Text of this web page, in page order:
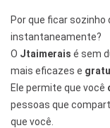
Por que ficar
instantaneamente?
O Jtaimerais é sem
mais eficazes e
Ele permite que você
pessoas que
que você.